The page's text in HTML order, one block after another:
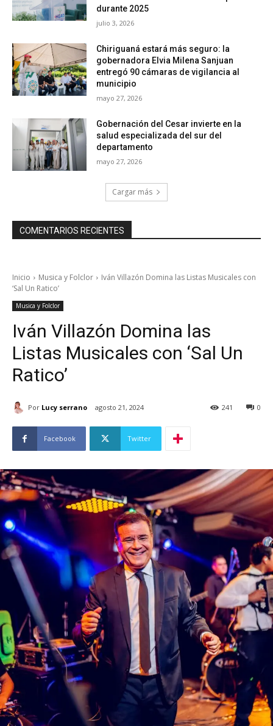
durante 2025
julio 3, 2026
Chiriguaná estará más seguro: la
gobernadora Elvia Milena Sanjuan
entregó 90 cámaras de vigilancia al
municipio
mayo 27, 2026
Gobernación del Cesar invierte en la
salud especializada del sur del
departamento
mayo 27, 2026
Cargar más
COMENTARIOS RECIENTES